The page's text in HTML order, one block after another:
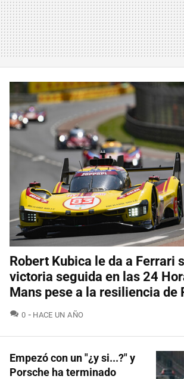
Robert Kubica le da a Ferrari
victoria seguida en las 24
Mans pese a la resiliencia de
0 COMENTARIOS
HACE UN AÑO
Empezó con un "¿y si...?" y
Porsche ha terminado